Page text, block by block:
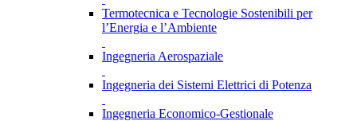
Termotecnica e Tecnologie Sostenibili per
l’Energia e l’Ambiente
Ingegneria Aerospaziale
Ingegneria dei Sistemi Elettrici di Potenza
Ingegneria Economico-Gestionale